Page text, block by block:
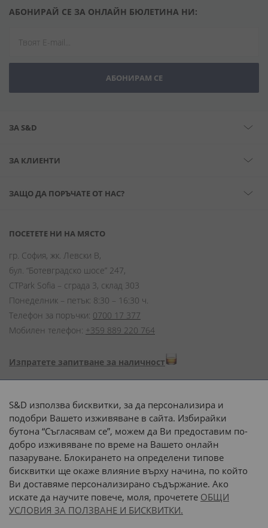
АБОНИРАЙ СЕ ЗА ОНЛАЙН БЮЛЕТИНА НИ:
АБОНИРАМ СЕ
ЗА S&D
ЗА КЛИЕНТИ
ЗАЩО ДА ПОРЪЧАТЕ ОТ НАС?
ПОСЕТЕТЕ НИ НА МЯСТО
гр. София, жк. Левски В,
бул. “Ботевградско шосе” 247,
CTPark Sofia – сграда 3, склад 303
Понеделник – петък: 8:30 – 16:30 ч.
Телефон за поръчки: 0700 17 377
Мобилен телефон: +359 889 220 764
Изпратете запитване за наличност
Начини на плащане:
Доставка до адрес с:
или
наш транспорт
S&D използва бисквитки, за да персонализира и
подобри Вашето изживяване в сайта. Избирайки
бутона “Съгласявам се”, можем да Ви предоставим по-
добро изживяване по време на Вашето онлайн
пазаруване. Блокирането на определени типове
бисквитки ще окаже влияние върху начина, по който
Ви доставяме персонализирано съдържание. Ако
искате да научите повече, моля, прочетете ОБЩИ
УСЛОВИЯ ЗА ПОЛЗВАНЕ И БИСКВИТКИ.